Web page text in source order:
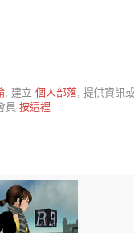
, 建立 個人部落 , 提供資訊
員 按這裡